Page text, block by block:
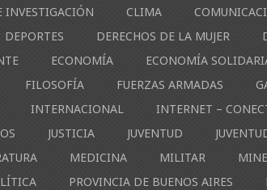
INVESTIGACIÓN CLIMA
DEPORTES DERECHOS DE LA MUJER
ECONOMÍA ECONOMÍA
FILOSOFÍA FUERZAS ARMADAS
INTERNACIONAL
INTERNET –
JUSTICIA JUVENTUD
MEDICINA MILITAR
PROVINCIA DE BUENOS AIRES